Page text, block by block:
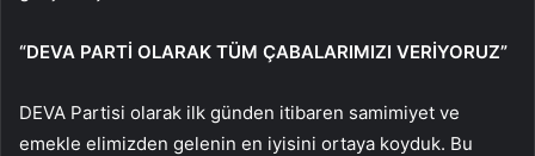
“DEVA PARTİ OLARAK TÜM ÇABALARIMIZI VERİYORUZ”
DEVA Partisi olarak ilk günden itibaren samimiyet ve
emekle elimizden gelenin en iyisini ortaya koyduk. Bu